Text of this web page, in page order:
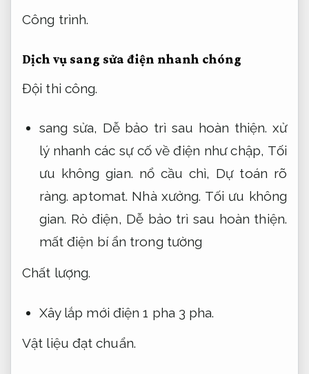
Công trình.
Dịch vụ sang sửa điện nhanh chóng
Đội thi công.
sang sửa, Dễ bảo trì sau hoàn thiện. xử
lý nhanh các sự cố về điện như chập, Tối
ưu không gian. nổ cầu chì, Dự toán rõ
ràng. aptomat. Nhà xưởng. Tối ưu không
gian. Rò điện, Dễ bảo trì sau hoàn thiện.
mất điện bí ẩn trong tường
Chất lượng.
Xây lắp mới điện 1 pha 3 pha.
Vật liệu đạt chuẩn.